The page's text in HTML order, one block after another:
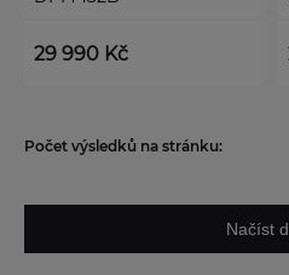
29 990 Kč
Načíst
Počet výsledků na stránku: